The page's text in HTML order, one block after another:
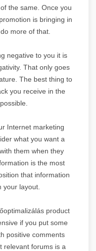
the same. Once you
is bringing in
more of that.
negative to you it is
That only goes
The best thing to
you receive in the
Internet marketing
what you want a
them when they
is the most
that information
your layout.
product
if you put some
positive comments
relevant forums is a